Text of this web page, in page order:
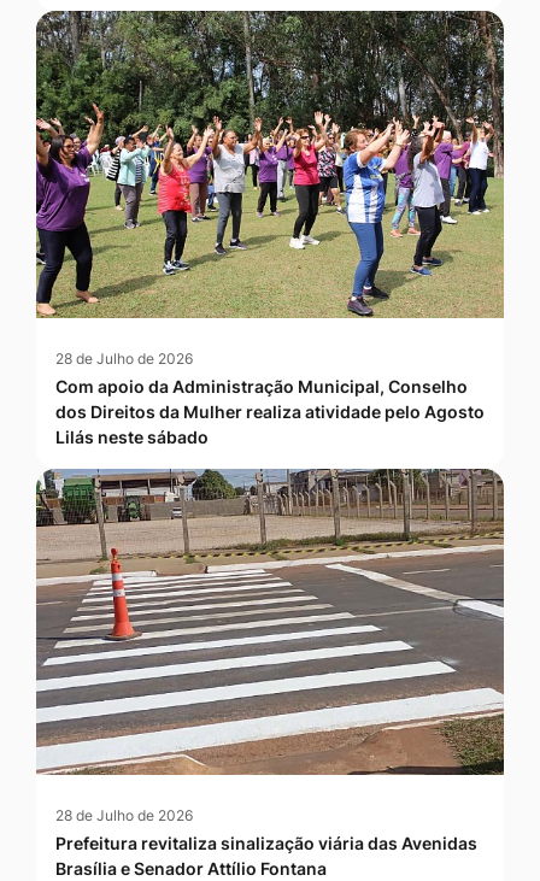
28 de Julho de 2026
Com apoio da Administração Municipal, Conselho
dos Direitos da Mulher realiza atividade pelo Agosto
Lilás neste sábado
28 de Julho de 2026
Prefeitura revitaliza sinalização viária das Avenidas
Brasília e Senador Attílio Fontana